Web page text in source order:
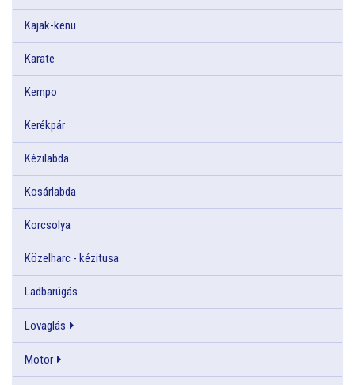
Kajak-kenu
Karate
Kempo
Kerékpár
Kézilabda
Kosárlabda
Korcsolya
Közelharc - kézitusa
Ladbarúgás
Lovaglás
Motor